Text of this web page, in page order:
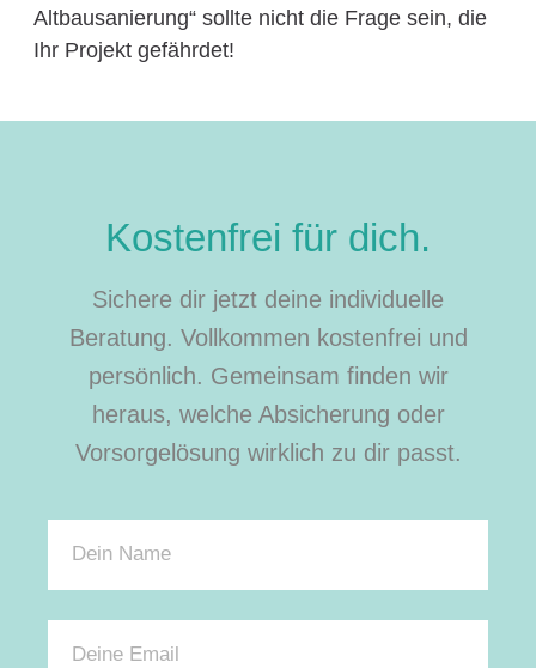
Altbausanierung“ sollte nicht die Frage sein, die
Ihr Projekt gefährdet!
Kostenfrei für dich.
Sichere dir jetzt deine individuelle
Beratung. Vollkommen kostenfrei und
persönlich. Gemeinsam finden wir
heraus, welche Absicherung oder
Vorsorgelösung wirklich zu dir passt.